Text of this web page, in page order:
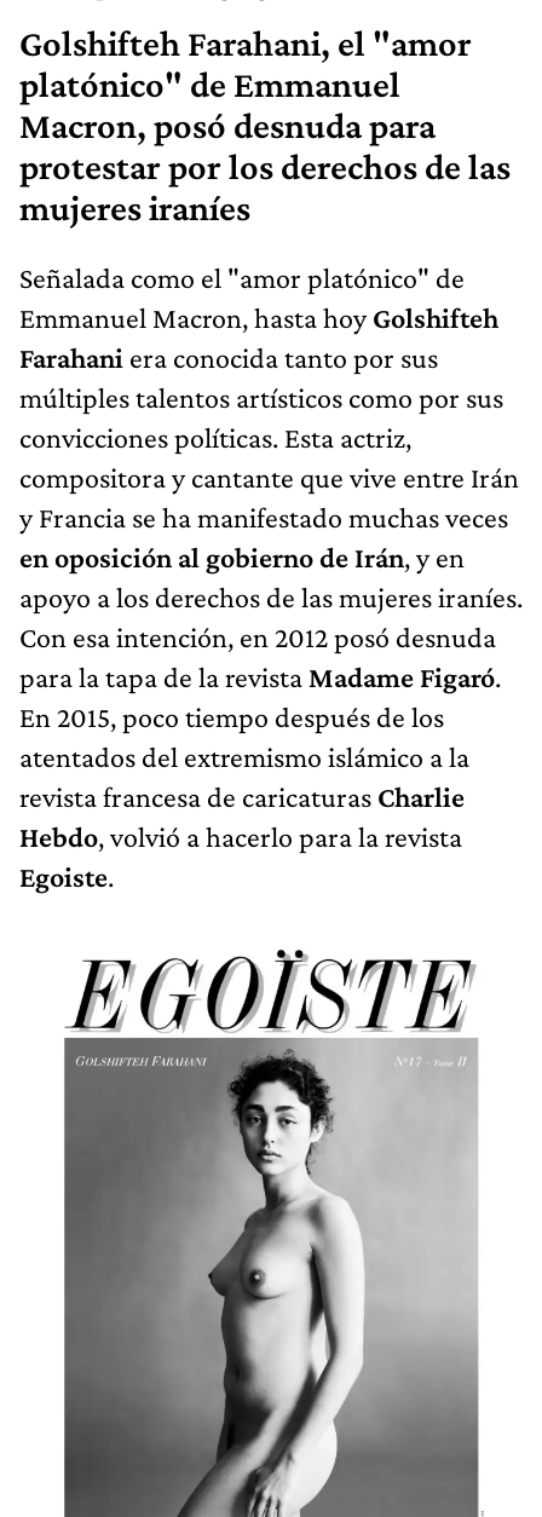
Golshifteh Farahani, el "amor
platónico" de Emmanuel
Macron, posó desnuda para
protestar por los derechos de las
mujeres iraníes
Señalada como el "amor platónico" de
Emmanuel Macron, hasta hoyGolshifteh
Farahani era conocida tanto por sus
múltiples talentos artísticos como por sus
convicciones políticas. Esta actriz,
compositora y cantante que vive entre Irán
y Francia se ha manifestado muchas veces
en oposición al gobierno de Irán, y en
apoyo a los derechos de las mujeres iraníes.
Con esa intención, en 2012 posó desnuda
para la tapa de la revista Madame Figaró.
En 2015, poco tiempo después de los
atentados del extremismo islámico a la
revista francesa de caricaturas Charlie
Hebdo, volvió a hacerlo para la revista
Egoiste.